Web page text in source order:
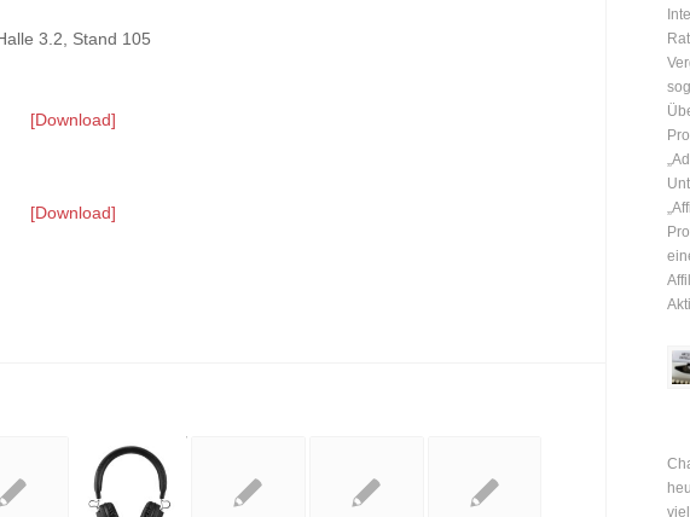
3.2, Stand 105
[Download]
[Download]